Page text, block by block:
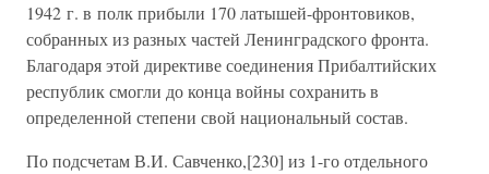
1942 г. в полк прибыли 170 латышей-фронтовиков,
собранных из разных частей Ленинградского фронта.
Благодаря этой директиве соединения Прибалтийских
республик смогли до конца войны сохранить в
определенной степени свой национальный состав.
По подсчетам В.И. Савченко,[230] из 1-го отдельного